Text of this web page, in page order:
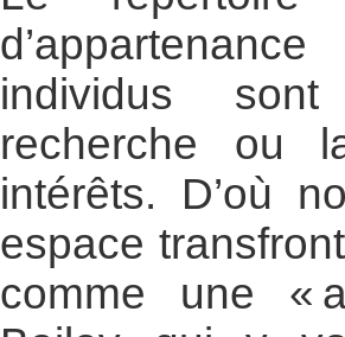
individus
recherche ou
intérêts. D’où
espace
comme une «